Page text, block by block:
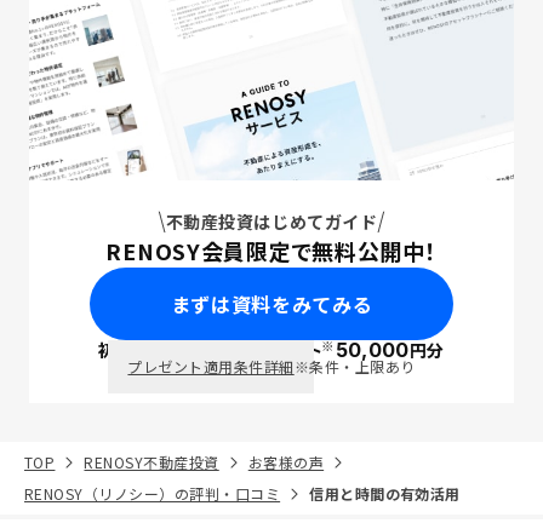
不動産投資はじめてガイド
RENOSY会員限定で無料公開中！
まずは資料をみてみる
初回面談で ポイント※50,000円分
プレゼント適用条件詳細※条件・上限あり
TOP RENOSY不動産投資
お客様の声
RENOSY（リノシー）の評判・口コミ
信用と時間の有効活用